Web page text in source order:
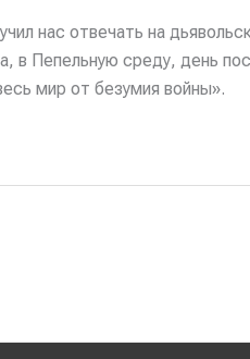
нас отвечать на
в Пепельную среду, день
мир от безумия войны».